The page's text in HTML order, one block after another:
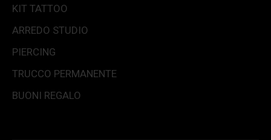
KIT TATTOO
ARREDO STUDIO
PIERCING
TRUCCO PERMANENTE
BUONI REGALO